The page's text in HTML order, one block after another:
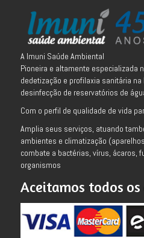
A Imuni Saúde Ambiental
Pioneira e altamente especializada
dedetização e profilaxia sanitária
desinfecção de reservatórios de
Com o perfil de qualidade de vida
Amplia seus serviços, atuando
ambientes e climatização
combate a bactérias, vírus, ácaros,
organismos
Aceitamos todos